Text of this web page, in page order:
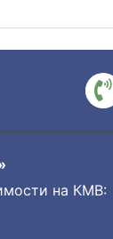
на КМВ: